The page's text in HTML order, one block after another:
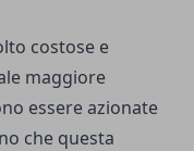
costose e
maggiore
essere azionate
che questa